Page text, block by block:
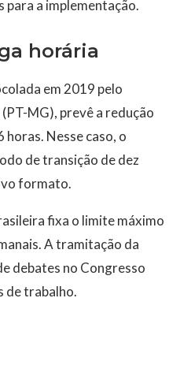
para a implementação.
horária
em 2019 pelo
MG), prevê a redução
horas. Nesse caso, o
de transição de dez
formato.
fixa o limite máximo
A tramitação da
debates no Congresso
de trabalho.